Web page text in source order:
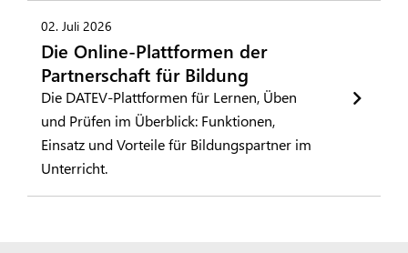
02. Juli 2026
Die Online-Plattformen der
Partnerschaft für Bildung
Die DATEV-Plattformen für Lernen, Üben
und Prüfen im Überblick: Funktionen,
Einsatz und Vorteile für Bildungspartner im
Unterricht.